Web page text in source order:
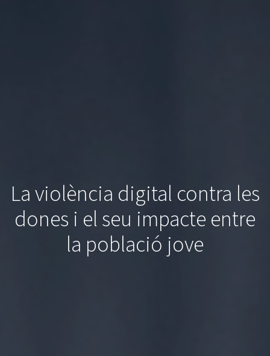
La violència digital contra les
dones i el seu impacte entre
la població jove